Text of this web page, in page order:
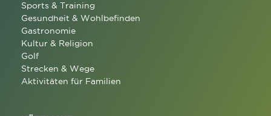
Sports & Training
Gesundheit & Wohlbefinden
Gastronomie
Kultur & Religion
Golf
Strecken & Wege
Aktivitäten für Familien